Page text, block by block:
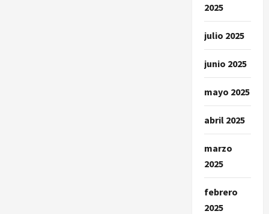
2025
julio 2025
junio 2025
mayo 2025
abril 2025
marzo
2025
febrero
2025